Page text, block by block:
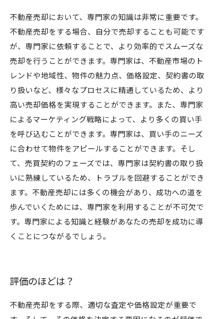
不動産売却において、専門家の知識は非常に重要です。
不動産売却をする場合、自分で売却することも可能です
が、専門家に依頼することで、より効率的でスムーズな
売却を行うことができます。専門家は、不動産市場のト
レンドや地域性、物件の魅力点、価格設定、契約書の取
り扱いなど、様々なプロセスに精通しているため、より
高い売却価格を実現することができます。また、専門家
によるマーケティング戦略によって、より多くの買い手
を呼び込むことができます。専門家は、買い手のニーズ
に合わせて物件をアピールすることができます。そし
て、売買契約のフェーズでは、専門家は契約書の取り扱
いに熟練しているため、トラブルを回避することができ
ます。不動産売却には多くの機会があり、成功への道を
歩んでいくためには、専門家を利用することが不可欠で
す。専門家による知識と経験があなたの売却を成功に導
くことにつながるでしょう。
評価のほどは？
不動産売却をする際、適切な査定や価格設定が重要で